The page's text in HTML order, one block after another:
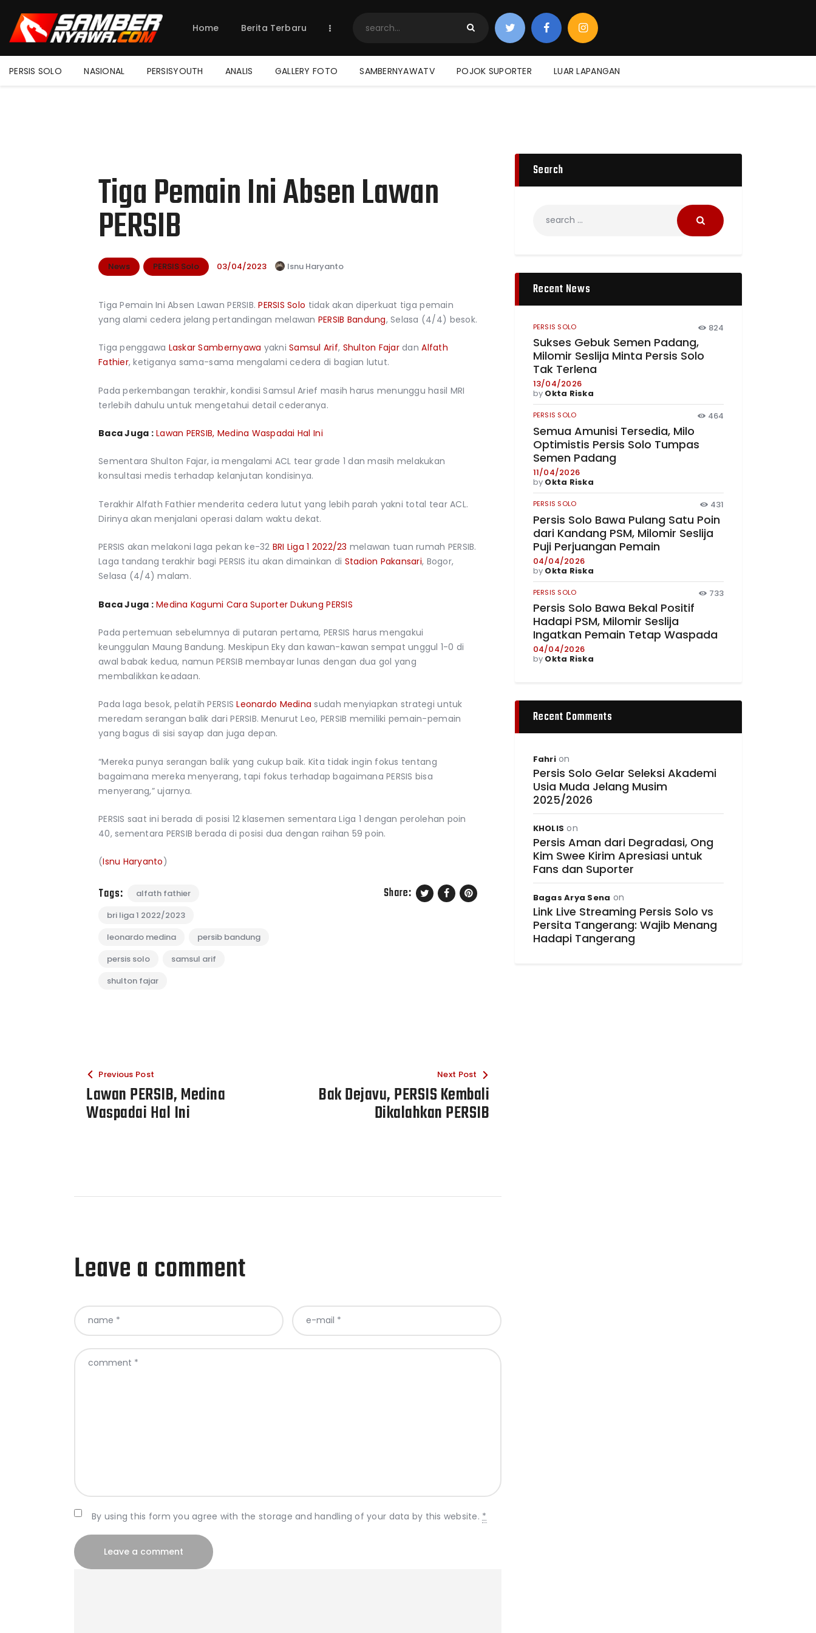
Home Berita Terbaru
PERSIS SOLO NASIONAL PERSISYOUTH ANALIS GALLERY FOTO SAMBERNYAWATV POJOK SUPORTER LUAR LAPANGAN
Berita Terbaru
Jadwal & Hasil
Klasemen
Tiga Pemain Ini Absen Lawan
PERSIB
News PERSIS Solo 03/04/2023 Isnu Haryanto
Tiga Pemain Ini Absen Lawan PERSIB.PERSIS Solo tidak akan diperkuat tiga pemain
yang alami cedera jelang pertandingan melawan PERSIB Bandung, Selasa (4/4) besok.
Tiga penggawa Laskar Sambernyawa yakniSamsul Arif, Shulton FajardanAlfath
Fathier, ketiganya sama-sama mengalami cedera di bagian lutut.
Pada perkembangan terakhir, kondisi Samsul Arief masih harus menunggu hasil MRI
terlebih dahulu untuk mengetahui detail cederanya.
Baca Juga : Lawan PERSIB, Medina Waspadai Hal Ini
Sementara Shulton Fajar, ia mengalami ACL tear grade 1 dan masih melakukan
konsultasi medis terhadap kelanjutan kondisinya.
Terakhir Alfath Fathier menderita cedera lutut yang lebih parah yakni total tear ACL.
Dirinya akan menjalani operasi dalam waktu dekat.
PERSIS akan melakoni laga pekan ke-32 BRI Liga 1 2022/23 melawan tuan rumah PERSIB.
Laga tandang terakhir bagi PERSIS itu akan dimainkan di Stadion Pakansari, Bogor,
Selasa (4/4) malam.
Baca Juga : Medina Kagumi Cara Suporter Dukung PERSIS
Pada pertemuan sebelumnya di putaran pertama, PERSIS harus mengakui
keunggulan Maung Bandung. Meskipun Eky dan kawan-kawan sempat unggul 1-0 di
awal babak kedua, namun PERSIB membayar lunas dengan dua gol yang
membalikkan keadaan.
Pada laga besok, pelatih PERSISLeonardo Medina sudah menyiapkan strategi untuk
meredam serangan balik dari PERSIB. Menurut Leo, PERSIB memiliki pemain-pemain
yang bagus di sisi sayap dan juga depan.
“Mereka punya serangan balik yang cukup baik. Kita tidak ingin fokus tentang
bagaimana mereka menyerang, tapi fokus terhadap bagaimana PERSIS bisa
menyerang,” ujarnya.
PERSIS saat ini berada di posisi 12 klasemen sementara Liga 1 dengan perolehan poin
40, sementara PERSIB berada di posisi dua dengan raihan 59 poin.
(Isnu Haryanto)
Tags:
alfath fathier
bri liga 1 2022/2023
leonardo medina
persib bandung
persis solo
samsul arif
shulton fajar
Share:
Previous Post
Lawan PERSIB, Medina
Waspadai Hal Ini
Next Post
Bak Dejavu, PERSIS Kembali
Dikalahkan PERSIB
Leave a comment
By using this form you agree with the storage and handling of your data by this website. *
Search
Recent News
PERSIS SOLO 824
Sukses Gebuk Semen Padang,
Milomir Seslija Minta Persis Solo
Tak Terlena
13/04/2026
by Okta Riska
PERSIS SOLO 464
Semua Amunisi Tersedia, Milo
Optimistis Persis Solo Tumpas
Semen Padang
11/04/2026
by Okta Riska
PERSIS SOLO 431
Persis Solo Bawa Pulang Satu Poin
dari Kandang PSM, Milomir Seslija
Puji Perjuangan Pemain
04/04/2026
by Okta Riska
PERSIS SOLO 733
Persis Solo Bawa Bekal Positif
Hadapi PSM, Milomir Seslija
Ingatkan Pemain Tetap Waspada
04/04/2026
by Okta Riska
Recent Comments
Fahrion
Persis Solo Gelar Seleksi Akademi
Usia Muda Jelang Musim
2025/2026
KHOLIS on
Persis Aman dari Degradasi, Ong
Kim Swee Kirim Apresiasi untuk
Fans dan Suporter
Bagas Arya Sena on
Link Live Streaming Persis Solo vs
Persita Tangerang: Wajib Menang
Hadapi Tangerang